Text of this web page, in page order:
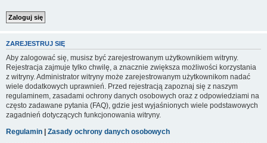
ZAREJESTRUJ SIĘ
Aby zalogować się, musisz być zarejestrowanym użytkownikiem witryny.
Rejestracja zajmuje tylko chwilę, a znacznie zwiększa możliwości korzystania
z witryny. Administrator witryny może zarejestrowanym użytkownikom nadać
wiele dodatkowych uprawnień. Przed rejestracją zapoznaj się z naszym
regulaminem, zasadami ochrony danych osobowych oraz z odpowiedziami na
często zadawane pytania (FAQ), gdzie jest wyjaśnionych wiele podstawowych
zagadnień dotyczących funkcjonowania witryny.
Regulamin | Zasady ochrony danych osobowych